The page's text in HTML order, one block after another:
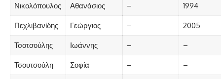
Νικολόπουλος Αθανάσιος – 1994
Πεχλιβανίδης Γεώργιος – 2005
Τσοτσούλης Ιωάννης – –
Τσουτσούλη Σοφία – –